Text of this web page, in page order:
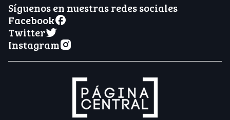
Síguenos en nuestras redes sociales
Facebook
Twitter
Instagram